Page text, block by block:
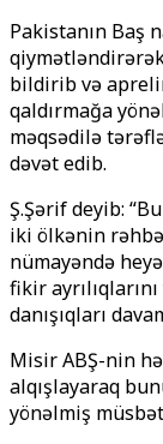
Pakistanın Baş
bildirib və
qaldırmağa
məqsədilə
dəvət edib.
Ş.Şərif deyib:
iki ölkənin
nümayəndə
fikir
danışıqları
Misir ABŞ-nin
alqışlayaraq
yönəlmiş